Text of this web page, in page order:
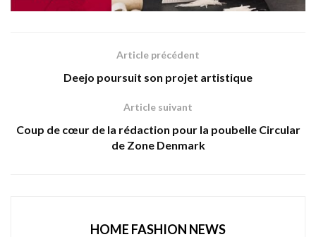
Article précédent
Deejo poursuit son projet artistique
Article suivant
Coup de cœur de la rédaction pour la poubelle Circular
de Zone Denmark
HOME FASHION NEWS